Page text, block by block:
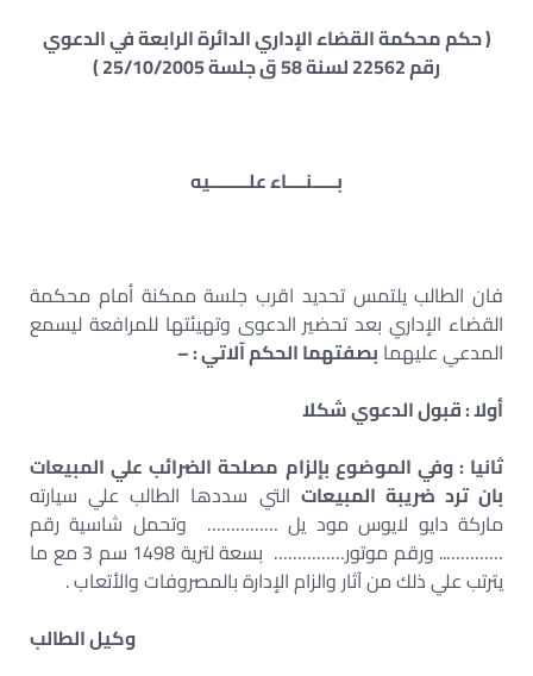
( حكم محكمة القضاء الإداري الدائرة الرابعة في الدعوي
رقم 22562 لسنة 58 ق جلسة 25/10/2005 )
بـــــنــــاء علــــــــيه
فان الطالب يلتمس تحديد اقرب جلسة ممكنة أمام محكمة
القضاء الإداري بعد تحضير الدعوى وتهيئتها للمرافعة ليسمع
المدعي عليهما بصفتهما الحكم آلاتي : –
أولا : قبول الدعوي شكلا
ثانيا : وفي الموضوع بإلزام مصلحة الضرائب علي المبيعات
بان ترد ضريبة المبيعات التي سددها الطالب علي سيارته
ماركة دايو لايوس مود يل …………… وتحمل شاسية رقم
………….. ورقم موتور…………… بسعة لترية 1498 سم 3 مع ما
يترتب علي ذلك من آثار والزام الإدارة بالمصروفات والأتعاب .
وكيل الطالب